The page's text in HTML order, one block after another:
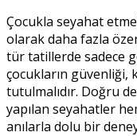
Çocukla seyahat
olarak daha fazla
tür tatillerde sadece
çocukların güvenliği,
tutulmalıdır. Doğru
yapılan seyahatler
anılarla dolu bir